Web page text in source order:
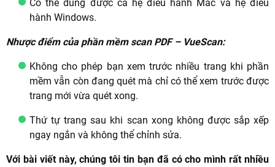
Có thể dùng được cả hệ điều hành Mac và hệ điều
hành Windows.
Nhược điểm của phần mềm scan PDF – VueScan:
Không cho phép bạn xem trước nhiều trang khi phần
mềm vẫn còn đang quét mà chỉ có thể xem trước được
trang mới vừa quét xong.
Thứ tự trang sau khi scan xong không được sắp xếp
ngay ngắn và không thể chỉnh sửa.
Với bài viết này, chúng tôi tin bạn đã có cho mình rất nhiều